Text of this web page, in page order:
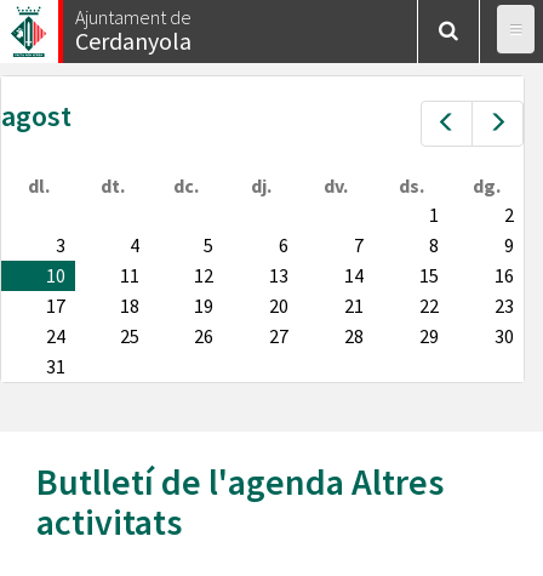
Vés
al
contingut
Ajuntament de
Cerdanyola
Prev
agost
dl. dt. dc. dj. dv. ds.
dg.
1
2
3
4 5 6 7 8
9
10
11 12 13 14 15
16
17
18 19 20 21 22
23
24
25 26 27 28 29
30
31
Butlletí de l'agenda Altres
activitats